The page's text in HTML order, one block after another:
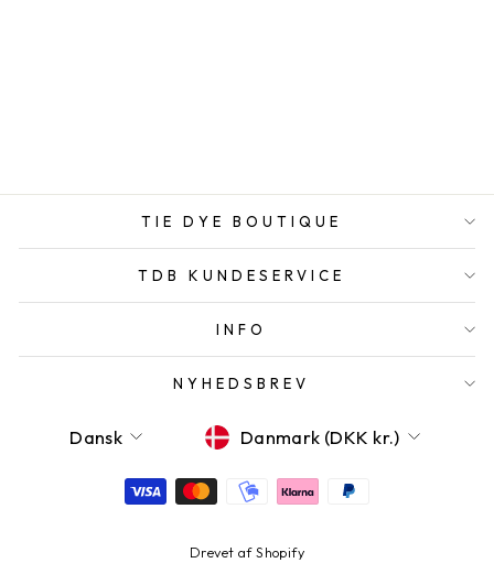
TIE DYE BOUTIQUE
TDB KUNDESERVICE
INFO
NYHEDSBREV
SPROG
Dansk VALUTA
Danmark (DKK kr.)
Drevet af Shopify